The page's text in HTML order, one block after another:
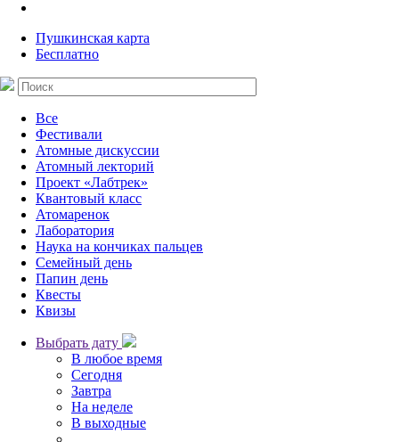
Пушкинская карта
Бесплатно
Все
Фестивали
Атомные дискуссии
Атомный лекторий
Проект «Лабтрек»
Квантовый класс
Атомаренок
Лаборатория
Наука на кончиках пальцев
Семейный день
Папин день
Квесты
Квизы
Выбрать дату
В любое время
Сегодня
Завтра
На неделе
В выходные